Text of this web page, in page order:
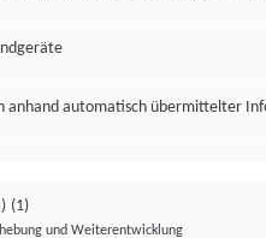
anhand automatisch übermittelter
(1)
und Weiterentwicklung